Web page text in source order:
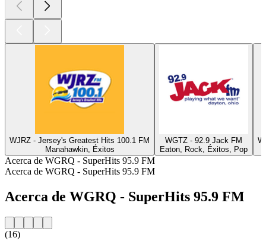
WJRZ - Jersey's Greatest Hits 100.1 FM
Manahawkin, Éxitos
WGTZ - 92.9 Jack FM
Eaton, Rock, Éxitos, Pop
Acerca de WGRQ - SuperHits 95.9 FM
Acerca de WGRQ - SuperHits 95.9 FM
Acerca de WGRQ - SuperHits 95.9 FM
(16)